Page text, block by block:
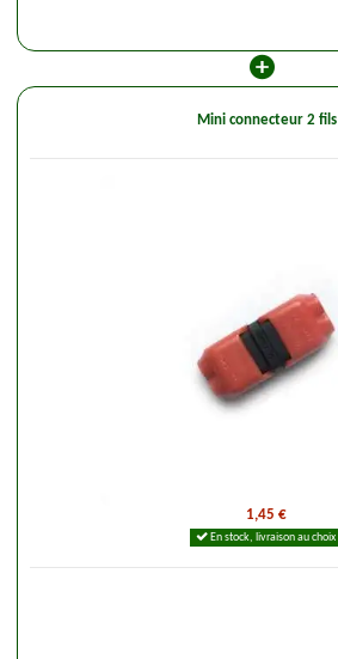
Mini connecteur 2 fils
1,45 €
En stock, livraison au choix